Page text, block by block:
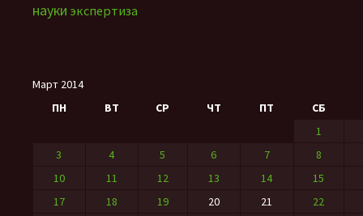
науки экспертиза
Март 2014
ПН
ВТ СР ЧТ ПТ СБ
1
3
4 5 6 7
8
10
11 12 13 14
15
17
18 19 20 21
22